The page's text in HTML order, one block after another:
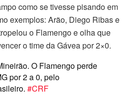
como se tivesse pisando em
exemplos: Arão, Diego Ribas e
o Flamengo e olha que
o time da Gávea por 2×0.
O Flamengo perde
por 2 a 0, pelo
#CRF